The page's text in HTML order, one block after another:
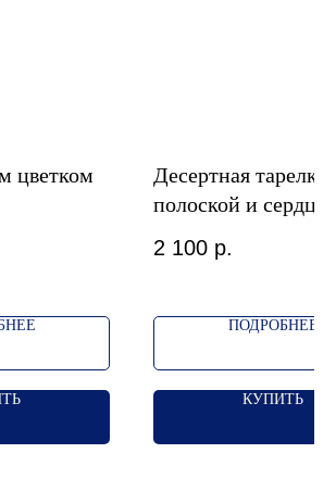
цветком
Десертная тарелка
полоской и
2 100 р.
ПОДРОБНЕЕ
КУПИТЬ